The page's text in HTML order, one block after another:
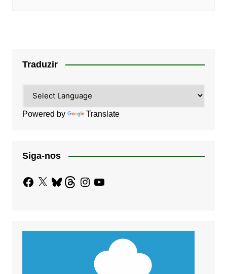
Traduzir
Powered by Translate
Siga-nos
Facebook
X BlueskyThreadsInstagram
YouTube